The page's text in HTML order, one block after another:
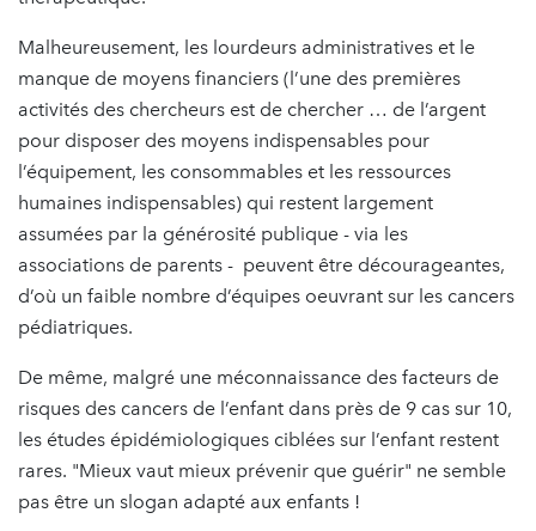
Malheureusement, les lourdeurs administratives et le
manque de moyens financiers (l’une des premières
activités des chercheurs est de chercher … de l’argent
pour disposer des moyens indispensables pour
l’équipement, les consommables et les ressources
humaines indispensables) qui restent largement
assumées par la générosité publique - via les
associations de parents - peuvent être décourageantes,
d’où un faible nombre d’équipes oeuvrant sur les cancers
pédiatriques.
De même, malgré une méconnaissance des facteurs de
risques des cancers de l’enfant dans près de 9 cas sur 10,
les études épidémiologiques ciblées sur l’enfant restent
rares. "Mieux vaut mieux prévenir que guérir" ne semble
pas être un slogan adapté aux enfants !